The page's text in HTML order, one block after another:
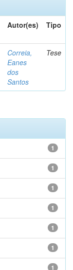
Autor(es) Tipo
Correia,
Eanes
dos
Santos
Tese
1
1
1
1
1
1
1